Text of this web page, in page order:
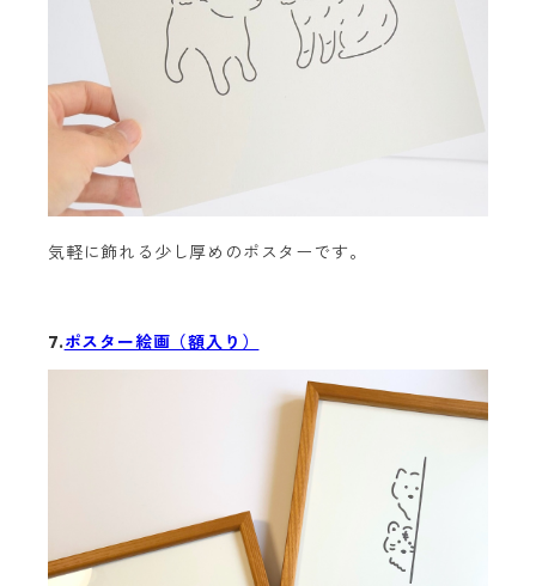
気軽に飾れる少し厚めのポスターです。
7.ポスター絵画（額入り）